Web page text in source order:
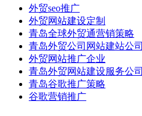
外贸seo推广
外贸网站建设定制
青岛全球外贸通营销策略
青岛外贸公司网站建站公司
外贸网站推广企业
青岛外贸网站建设服务公司
青岛谷歌推广策略
谷歌营销推广